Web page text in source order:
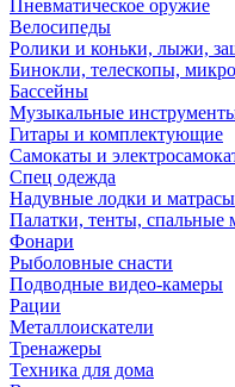
Пневматическое оружие
Велосипеды
Ролики и коньки, лыжи,
Бинокли, телескопы,
Бассейны
Музыкальные
Гитары и комплектующие
Самокаты и
Спец одежда
Надувные лодки и матрасы
Палатки, тенты, спальные
Фонари
Рыболовные снасти
Подводные видео-камеры
Рации
Металлоискатели
Тренажеры
Техника для дома